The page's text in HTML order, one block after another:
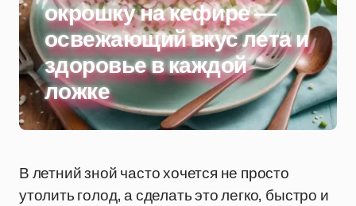
окрошку на кефире —
освежающий вкус лета и
здоровье в каждой
ложке
В летний зной часто хочется не просто
утолить голод, а сделать это легко, быстро и